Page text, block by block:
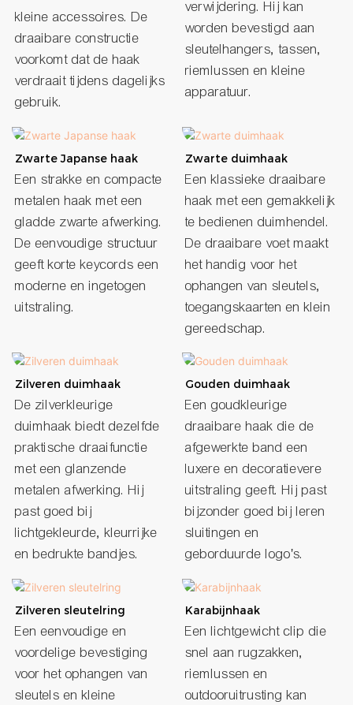
kleine accessoires. De
draaibare constructie
voorkomt dat de haak
verdraait tijdens dagelijks
gebruik.
verwijdering. Hij kan
worden bevestigd aan
sleutelhangers, tassen,
riemlussen en kleine
apparatuur.
Zwarte Japanse haak
Een strakke en compacte
metalen haak met een
gladde zwarte afwerking.
De eenvoudige structuur
geeft korte keycords een
moderne en ingetogen
uitstraling.
Zwarte duimhaak
Een klassieke draaibare
haak met een gemakkelijk
te bedienen duimhendel.
De draaibare voet maakt
het handig voor het
ophangen van sleutels,
toegangskaarten en klein
gereedschap.
Zilveren duimhaak
De zilverkleurige
duimhaak biedt dezelfde
praktische draaifunctie
met een glanzende
metalen afwerking. Hij
past goed bij
lichtgekleurde, kleurrijke
en bedrukte bandjes.
Gouden duimhaak
Een goudkleurige
draaibare haak die de
afgewerkte band een
luxere en decoratievere
uitstraling geeft. Hij past
bijzonder goed bij leren
sluitingen en
geborduurde logo's.
Zilveren sleutelring
Een eenvoudige en
voordelige bevestiging
voor het ophangen van
sleutels en kleine
Karabijnhaak
Een lichtgewicht clip die
snel aan rugzakken,
riemlussen en
outdooruitrusting kan